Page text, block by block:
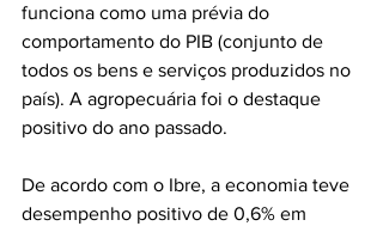
funciona como uma prévia do
comportamento do PIB (conjunto de
todos os bens e serviços produzidos no
país). A agropecuária foi o destaque
positivo do ano passado.
De acordo com o Ibre, a economia teve
desempenho positivo de 0,6% em